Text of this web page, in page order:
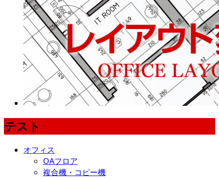
テスト
オフィス
OAフロア
複合機・コピー機